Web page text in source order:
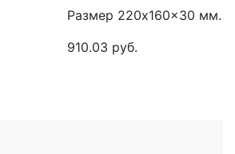
Размер 220x160x30 мм.
910.03 руб.